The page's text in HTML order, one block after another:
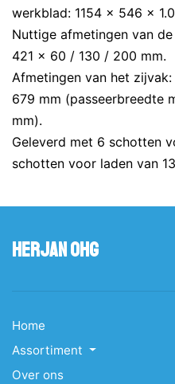
werkblad: 1154 x 546 x
Nuttige afmetingen van
421 x 60 / 130 / 200 mm.
Afmetingen van het
679 mm (passeerbreedte
mm).
Geleverd met 6 schotten
schotten voor laden van
Herjan OHG
Home
Assortiment
Over ons